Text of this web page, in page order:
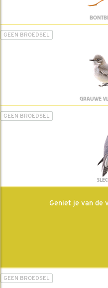
GEEN BROEDSEL
GRAUWE
GEEN BROEDSEL
Geniet je van de
GEEN BROEDSEL